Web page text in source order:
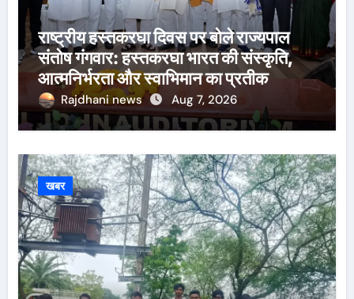
राष्ट्रीय हस्तकरघा दिवस पर बोले राज्यपाल
संतोष गंगवार: हस्तकरघा भारत की संस्कृति,
आत्मनिर्भरता और स्वाभिमान का प्रतीक
Rajdhani news Aug 7, 2026
खबर